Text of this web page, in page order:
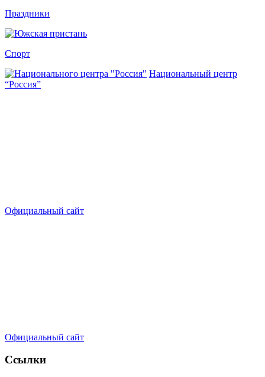
Праздники
Спорт
Национальный центр
“Россия”
Официальный сайт
Официальный сайт
Ссылки